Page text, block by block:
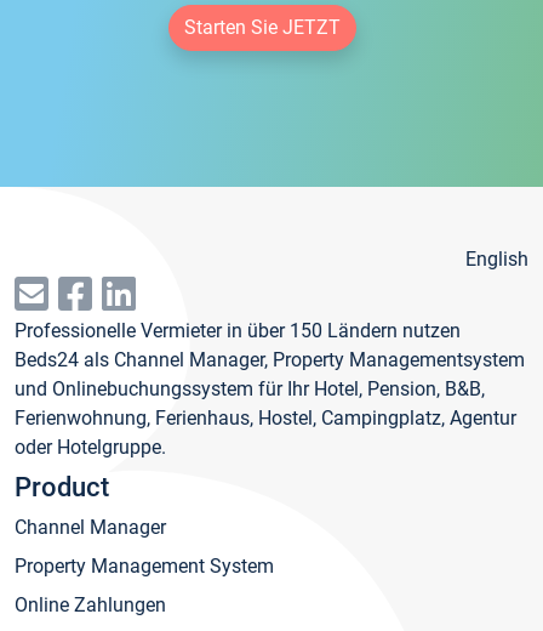
Starten Sie JETZT
English
Professionelle Vermieter in über 150 Ländern nutzen
Beds24 als Channel Manager, Property Managementsystem
und Onlinebuchungssystem für Ihr Hotel, Pension, B&B,
Ferienwohnung, Ferienhaus, Hostel, Campingplatz, Agentur
oder Hotelgruppe.
Product
Channel Manager
Property Management System
Online Zahlungen